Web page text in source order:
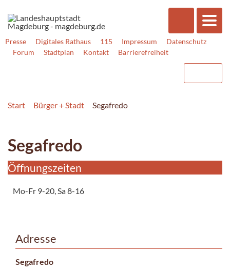
Presse Digitales Rathaus 115 Impressum
Datenschutz
Forum
Stadtplan Kontakt Barrierefreiheit
Start Bürger + Stadt Segafredo
Segafredo
Öffnungszeiten
Mo-Fr 9-20, Sa 8-16
Adresse
Segafredo